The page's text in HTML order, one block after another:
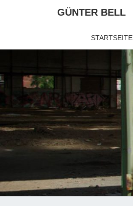
GÜNTER BELL
STARTSEITE